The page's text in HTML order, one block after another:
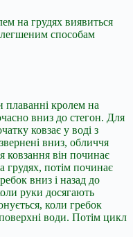
на грудях виявиться
способам
кролем на
вниз до стегон. Для
ковзає у воді з
вниз, обличчя
ковзання він починає
грудях, потім починає
вниз і назад до
руки досягають
коли гребок
води. Потім цикл